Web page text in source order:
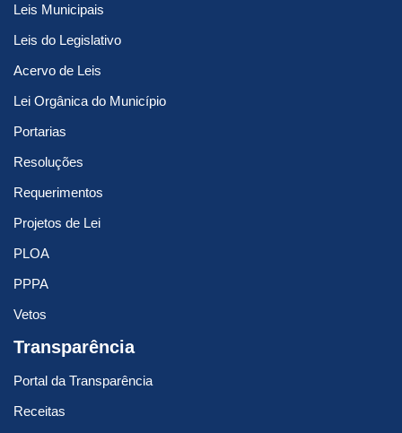
Leis Municipais
Leis do Legislativo
Acervo de Leis
Lei Orgânica do Município
Portarias
Resoluções
Requerimentos
Projetos de Lei
PLOA
PPPA
Vetos
Transparência
Portal da Transparência
Receitas